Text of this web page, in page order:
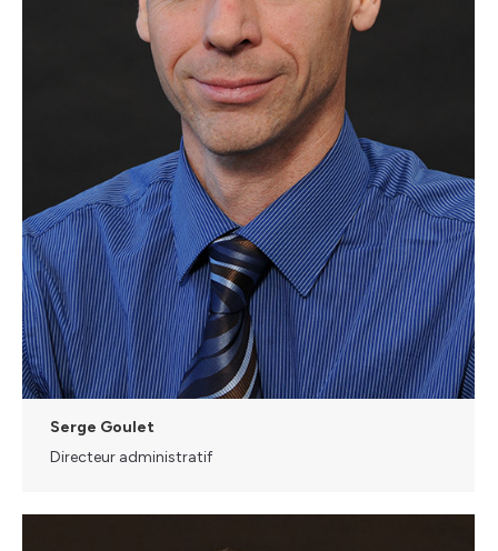
Serge Goulet
Directeur administratif